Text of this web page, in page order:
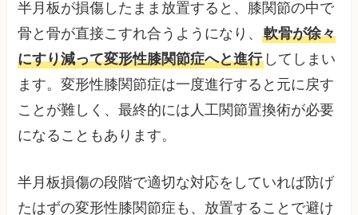
半月板が損傷したまま放置すると、膝関節の中で
骨と骨が直接こすれ合うようになり、軟骨が徐々
にすり減って変形性膝関節症へと進行 してしまい
ます。変形性膝関節症は一度進行すると元に戻す
ことが難しく、最終的には人工関節置換術が必要
になることもあります。
半月板損傷の段階で適切な対応をしていれば防げ
たはずの変形性膝関節症も、放置することで避け